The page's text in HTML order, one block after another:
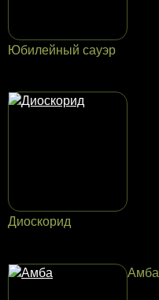
Юбилейный сауэр
Диоскорид
Амба